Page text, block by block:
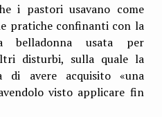
i pastori usavano come
pratiche confinanti con la
belladonna usata per
disturbi, sulla quale la
di avere acquisito «una
visto applicare fin